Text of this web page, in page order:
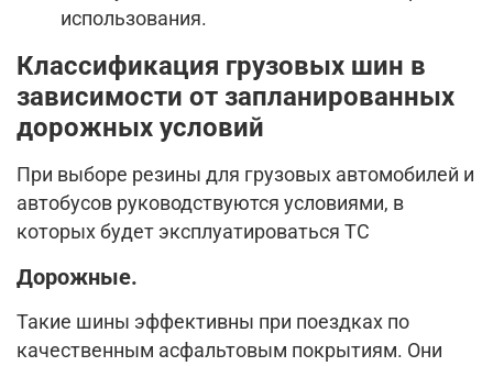
использования.
Классификация грузовых шин в
зависимости от запланированных
дорожных условий
При выборе резины для грузовых автомобилей и
автобусов руководствуются условиями, в
которых будет эксплуатироваться ТС
Дорожные.
Такие шины эффективны при поездках по
качественным асфальтовым покрытиям. Они